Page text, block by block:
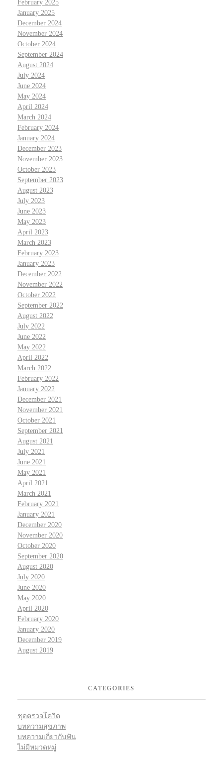
February 2025
January 2025
December 2024
November 2024
October 2024
September 2024
August 2024
July 2024
June 2024
May 2024
April 2024
March 2024
February 2024
January 2024
December 2023
November 2023
October 2023
September 2023
August 2023
July 2023
June 2023
May 2023
April 2023
March 2023
February 2023
January 2023
December 2022
November 2022
October 2022
September 2022
August 2022
July 2022
June 2022
May 2022
April 2022
March 2022
February 2022
January 2022
December 2021
November 2021
October 2021
September 2021
August 2021
July 2021
June 2021
May 2021
April 2021
March 2021
February 2021
January 2021
December 2020
November 2020
October 2020
September 2020
August 2020
July 2020
June 2020
May 2020
April 2020
February 2020
January 2020
December 2019
August 2019
CATEGORIES
ชุดตรวจโควิด
บทความสุขภาพ
บทความเกี่ยวกับฟัน
ไม่มีหมวดหมู่